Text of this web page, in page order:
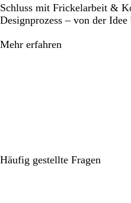
Schluss mit Frickelarbeit &
Designprozess – von der
Mehr erfahren
Häufig gestellte Fragen